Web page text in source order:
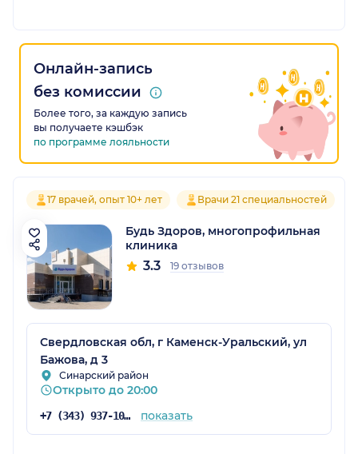
Онлайн-запись
без комиссии
Более того, за каждую запись
вы получаете кэшбэк
по программе лояльности
17 врачей, опыт 10+ лет Врачи 21 специальностей
Будь Здоров, многопрофильная
клиника
3.3 19 отзывов
Свердловская обл, г Каменск-Уральский, ул
Бажова, д 3
Синарский район
Открыто до 20:00
+7 (343) 937-10-50 показать